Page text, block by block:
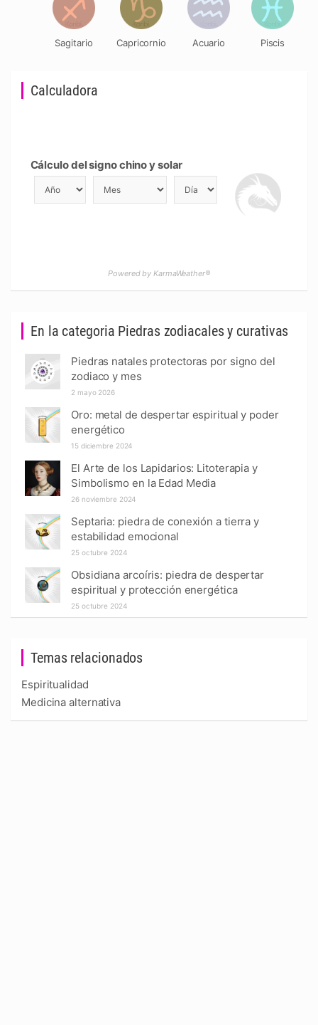
Temas relacionados
Espiritualidad
Medicina alternativa
En la categoria Piedras zodiacales y curativas
Piedras natales protectoras por signo del
zodiaco y mes
2 mayo 2026
Oro: metal de despertar espiritual y poder
energético
15 diciembre 2024
El Arte de los Lapidarios: Litoterapia y
Simbolismo en la Edad Media
26 noviembre 2024
Septaria: piedra de conexión a tierra y
estabilidad emocional
25 octubre 2024
Obsidiana arcoíris: piedra de despertar
espiritual y protección energética
25 octubre 2024
Calculadora
Cálculo del signo chino y solar
Powered by KarmaWeather®
Sagitario Capricornio Acuario Piscis